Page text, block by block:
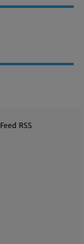
Feed RSS